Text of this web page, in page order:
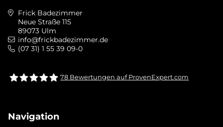
Frick Badezimmer
Neue Straße 115
89073 Ulm
info@frickbadezimmer.de
(07 31) 1 55 39 09-0
78 Bewertungen auf ProvenExpert.com
Navigation